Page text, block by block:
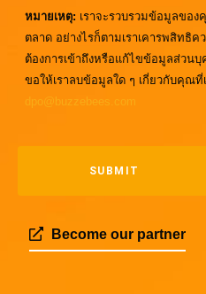
หมายเหตุ: เราจะรวบรวมข้อมูลของ
ตลาด อย่างไรก็ตามเราเคารพสิท
ต้องการเข้าถึงหรือแก้ไขข้อมูลส่วน
ขอให้เราลบข้อมูลใด ๆ เกี่ยวกับคุณที่
dpo@buzzebees.com
Become our partner